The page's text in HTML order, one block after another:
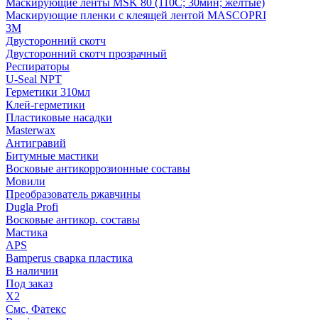
Маскирующие ленты MSK 80 (110С; 30мин; желтые)
Маскирующие пленки с клеящей лентой MASCOPRI
3M
Двусторонний скотч
Двусторонний скотч прозрачный
Респираторы
U-Seal NPT
Герметики 310мл
Клей-герметики
Пластиковые насадки
Masterwax
Антигравий
Битумные мастики
Восковые антикоррозионные составы
Мовили
Преобразователь ржавчины
Dugla Profi
Восковые антикор. составы
Мастика
APS
Bamperus сварка пластика
В наличии
Под заказ
X2
Смс, Фатекс